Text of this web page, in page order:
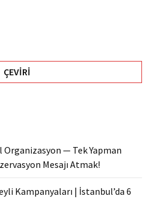
ÇEVIRI
— Tek Yapman
Mesajı Atmak!
Kampanyaları | İstanbul’da 6